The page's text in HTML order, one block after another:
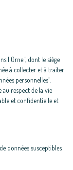
l'Orne", dont le siège
à collecter et à traiter
personnelles".
respect de la vie
et confidentielle et
données susceptibles